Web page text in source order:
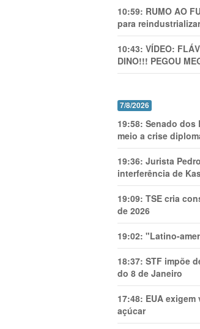
10:59: RUMO AO
para
10:43: VÍDEO:
DINO!!! PEGOU
7/8/2026
19:58: Senado dos
meio a crise
19:36: Jurista
interferência de
19:09: TSE cria
de 2026
19:02: "Latino-
18:37: STF impõe
do 8 de Janeiro
17:48: EUA
açúcar